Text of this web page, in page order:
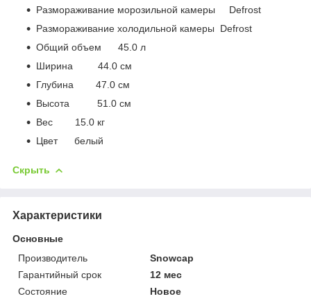
Размораживание морозильной камеры Defrost
Размораживание холодильной камеры Defrost
Общий объем 45.0 л
Ширина 44.0 см
Глубина 47.0 см
Высота 51.0 см
Вес 15.0 кг
Цвет белый
Скрыть
Характеристики
Основные
Производитель
Snowcap
Гарантийный срок
12 мес
Состояние
Новое